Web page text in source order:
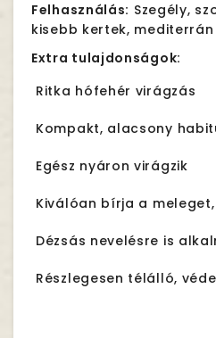
Felhasználás: Szegély,
kisebb kertek,
Extra tulajdonságok:
Ritka hófehér virágzás
Kompakt, alacsony
Egész nyáron virágzik
Kiválóan bírja a
Dézsás nevelésre is
Részlegesen télálló,